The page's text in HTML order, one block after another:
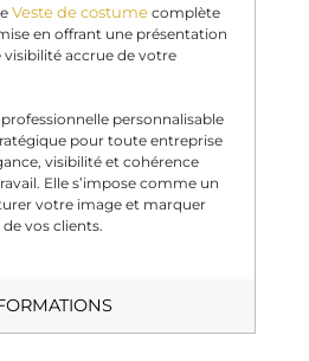
Veste de costume complète
en offrant une présentation
accrue de votre
personnalisable
pour toute entreprise
visibilité et cohérence
Elle s’impose comme un
votre image et marquer
vos clients.